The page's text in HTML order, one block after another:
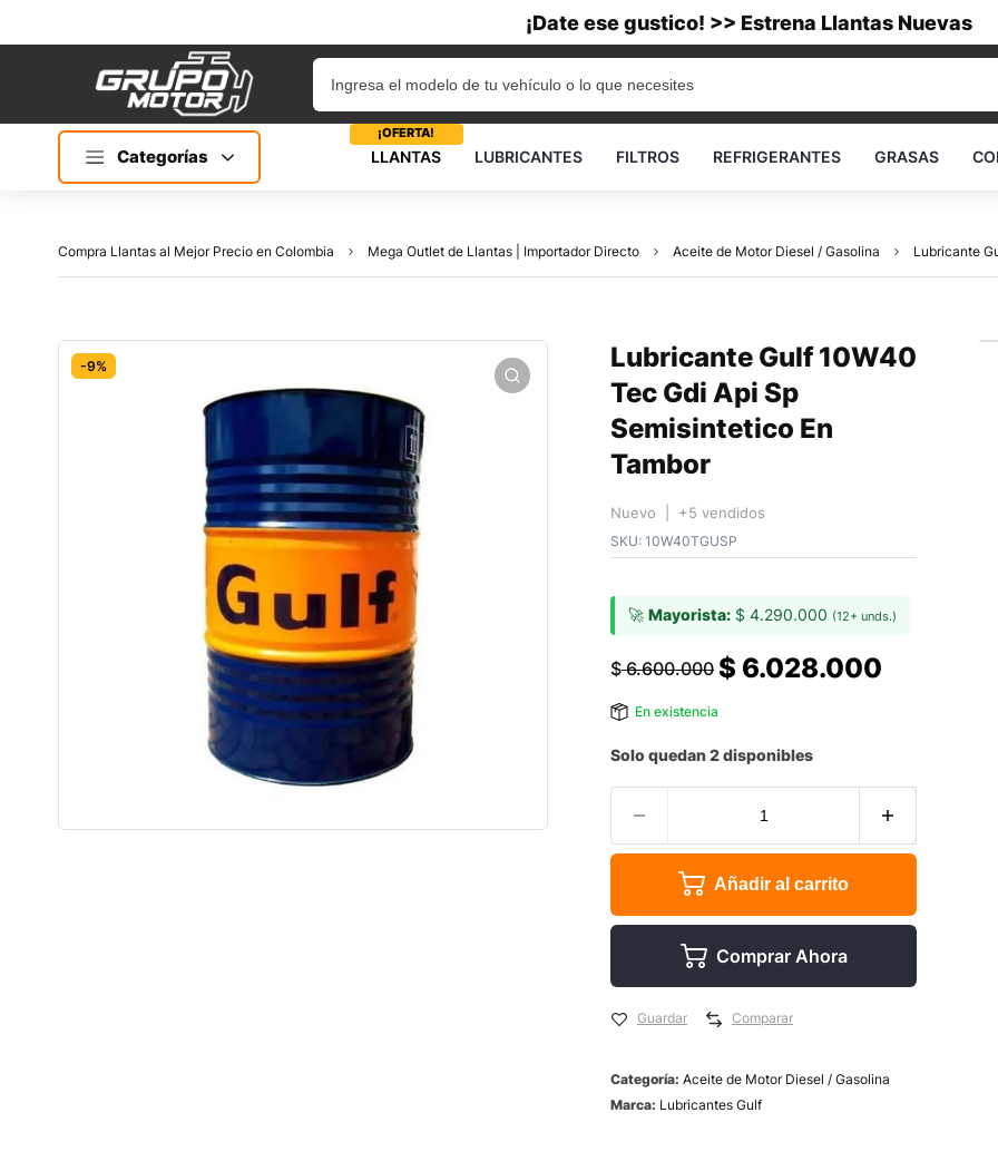
¡Date ese gustico! >> Estrena Llantas Nuevas
Categorías LLANTAS
¡OFERTA!
LUBRICANTES FILTROS REFRIGERANTES GRASAS
Compra Llantas al Mejor Precio en Colombia Mega Outlet de Llantas | Importador Directo Aceite de Motor Diesel / Gasolina Lubricante
-9%
Lubricante Gulf 10W40
Tec Gdi Api Sp
Semisintetico En
Tambor
Nuevo | +5 vendidos
SKU: 10W40TGUSP
🚀 Mayorista: $ 4.290.000 (12+ unds.)
$6.600.000 $ 6.028.000
En existencia
Solo quedan 2 disponibles
Añadir al carrito
Comprar Ahora
Guardar Comparar
Categoría: Aceite de Motor Diesel / Gasolina
Marca: Lubricantes Gulf